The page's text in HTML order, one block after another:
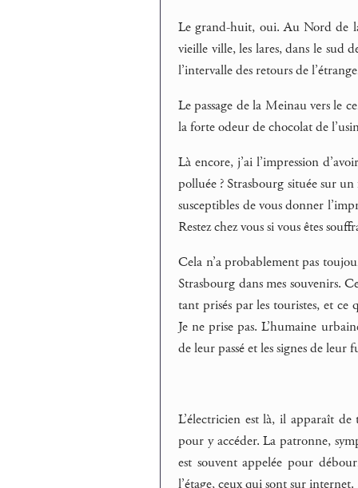
Le grand-huit, oui. Au Nord de
vieille ville, les lares, dans le sud
l’intervalle des retours de
Le passage de la Meinau vers le
la forte odeur de chocolat de
Là encore, j’ai l’impression
polluée ? Strasbourg située sur
susceptibles de vous donner
Restez chez vous si vous êtes
Cela n’a probablement pas
Strasbourg dans mes souvenirs.
tant prisés par les touristes, et ce
Je ne prise pas. L’humaine
de leur passé et les signes de leur
L’électricien est là, il apparaît
pour y accéder. La patronne,
est souvent appelée pour
l’étage, ceux qui sont sur internet.